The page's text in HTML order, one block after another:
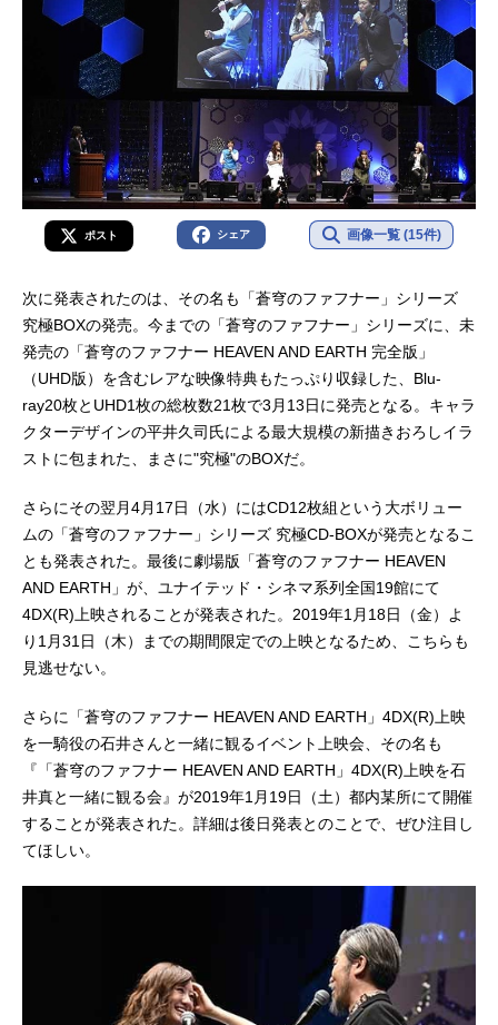
ポスト シェア 画像一覧 (15件)
次に発表されたのは、その名も「蒼穹のファフナー」シリーズ
究極BOXの発売。今までの「蒼穹のファフナー」シリーズに、未
発売の「蒼穹のファフナー HEAVEN AND EARTH 完全版」
（UHD版）を含むレアな映像特典もたっぷり収録した、Blu-
ray20枚とUHD1枚の総枚数21枚で3月13日に発売となる。キャラ
クターデザインの平井久司氏による最大規模の新描きおろしイラ
ストに包まれた、まさに"究極"のBOXだ。
さらにその翌月4月17日（水）にはCD12枚組という大ボリュー
ムの「蒼穹のファフナー」シリーズ 究極CD-BOXが発売となるこ
とも発表された。最後に劇場版「蒼穹のファフナー HEAVEN
AND EARTH」が、ユナイテッド・シネマ系列全国19館にて
4DX(R)上映されることが発表された。2019年1月18日（金）よ
り1月31日（木）までの期間限定での上映となるため、こちらも
見逃せない。
さらに「蒼穹のファフナー HEAVEN AND EARTH」4DX(R)上映
を一騎役の石井さんと一緒に観るイベント上映会、その名も
『「蒼穹のファフナー HEAVEN AND EARTH」4DX(R)上映を石
井真と一緒に観る会』が2019年1月19日（土）都内某所にて開催
することが発表された。詳細は後日発表とのことで、ぜひ注目し
てほしい。